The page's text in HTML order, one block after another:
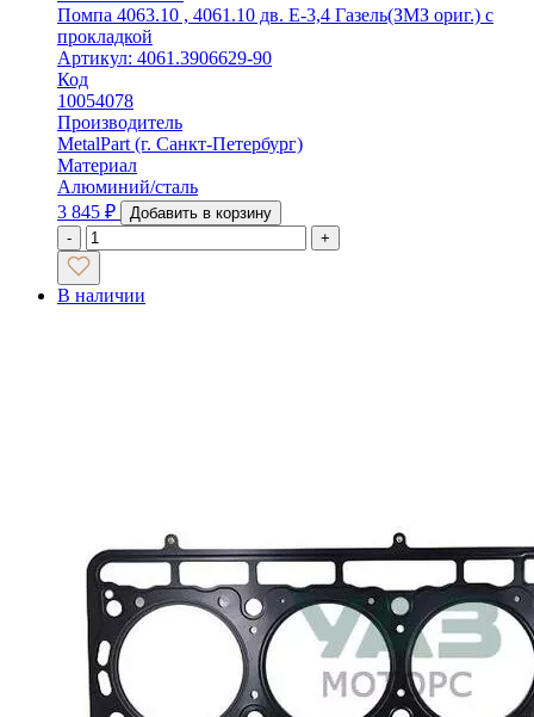
Помпа 4063.10 , 4061.10 дв. Е-3,4 Газель(ЗМЗ ориг.) с
прокладкой
Артикул: 4061.3906629-90
Код
10054078
Производитель
MetalPart (г. Санкт-Петербург)
Материал
Алюминий/сталь
3 845 ₽
Добавить в корзину
-
+
В наличии